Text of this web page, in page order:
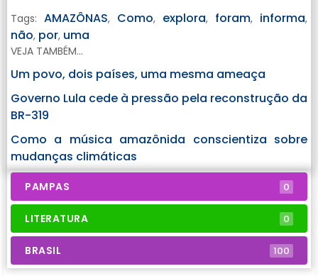
Tags: AMAZÔNAS, Como, explora, foram, informa,
não, por, uma
VEJA TAMBÉM...
Um povo, dois países, uma mesma ameaça
Governo Lula cede à pressão pela reconstrução da
BR-319
Como a música amazônida conscientiza sobre
mudanças climáticas
PAMPAS 0
LITERATURA 0
BRASIL 100